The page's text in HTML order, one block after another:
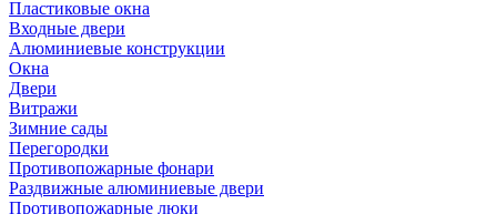
Пластиковые окна
Входные двери
Алюминиевые конструкции
Окна
Двери
Витражи
Зимние сады
Перегородки
Противопожарные фонари
Раздвижные алюминиевые двери
Противопожарные люки